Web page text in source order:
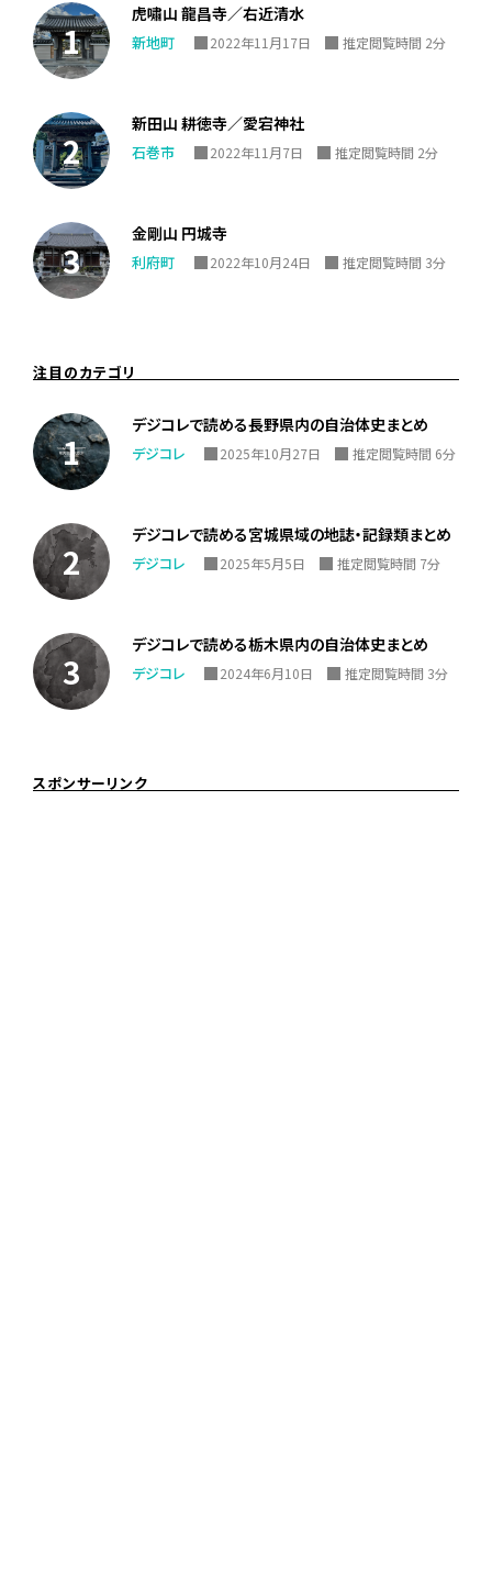
虎嘯山 龍昌寺／右近清水
新地町 2022年11月17日 推定閲覧時間 2分
新田山 耕徳寺／愛宕神社
石巻市 2022年11月7日 推定閲覧時間 2分
金剛山 円城寺
利府町 2022年10月24日 推定閲覧時間 3分
注目のカテゴリ
デジコレで読める長野県内の自治体史まとめ
デジコレ 2025年10月27日 推定閲覧時間 6分
デジコレで読める宮城県域の地誌・記録類まとめ
デジコレ 2025年5月5日 推定閲覧時間 7分
デジコレで読める栃木県内の自治体史まとめ
デジコレ 2024年6月10日 推定閲覧時間 3分
スポンサーリンク